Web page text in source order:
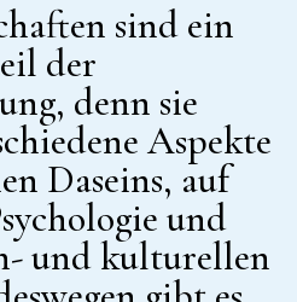
sind ein
der
denn sie
Aspekte
Daseins, auf
und
und kulturellen